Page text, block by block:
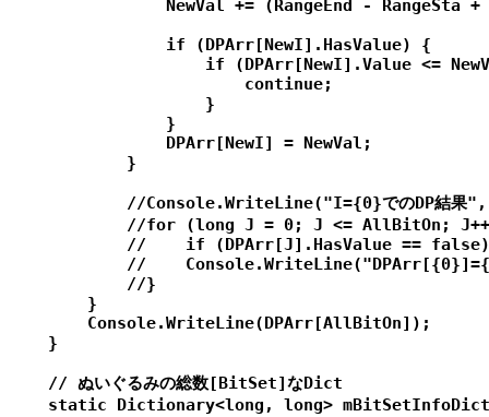
NewVal += (RangeEnd - RangeSta +
                if (DPArr[NewI].HasValue) {
if (DPArr[NewI].Value <=
                        continue;
                    }
                }
                DPArr[NewI] = NewVal;
            }
//Console.WriteLine("I={0}でのDP結果
//for (long J = 0; J <= AllBitOn;
//    if (DPArr[J].HasValue ==
//
            //}
        }
        Console.WriteLine(DPArr[AllBitOn]);
    }
    // ぬいぐるみの総数[BitSet]なDict
static Dictionary<long, long>